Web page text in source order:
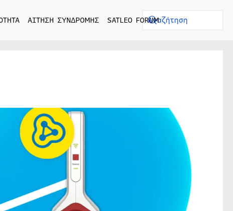
ΑΙΤΗΣΗ ΣΥΝΔΡΟΜΗΣ SATLEO FORUM